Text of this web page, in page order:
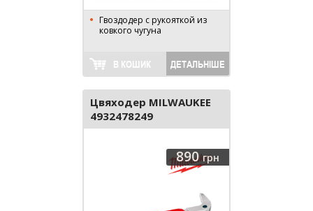
Гвоздодер с рукояткой из
ковкого чугуна
В КОШИК ДЕТАЛЬНІШЕ
Цвяходер MILWAUKEE
4932478249
890грн